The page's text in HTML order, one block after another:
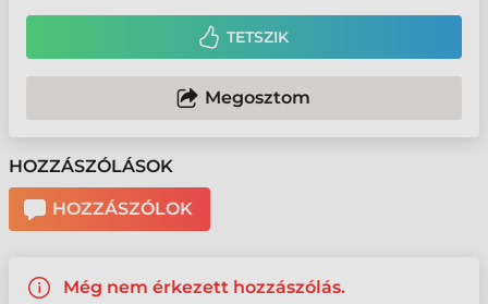
TETSZIK
Megosztom
HOZZÁSZÓLÁSOK
HOZZÁSZÓLOK
Még nem érkezett hozzászólás.